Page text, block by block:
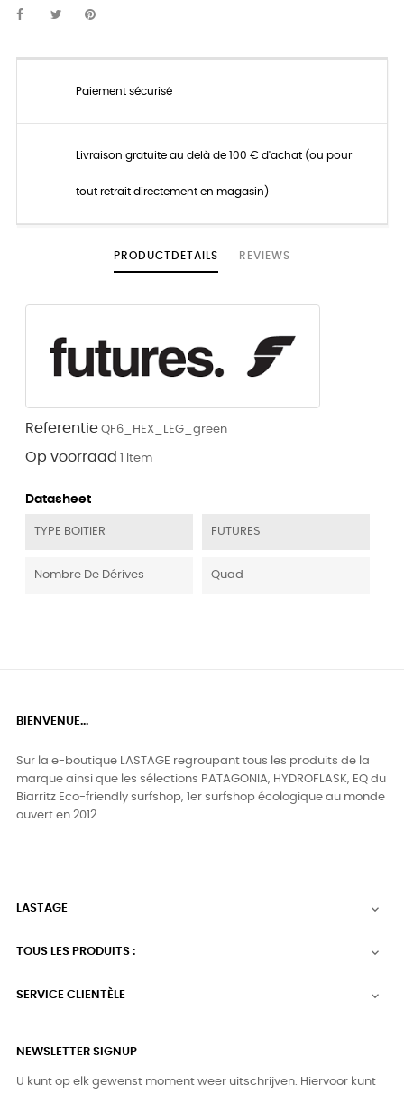
Paiement sécurisé
Livraison gratuite au delà de 100 € d'achat (ou pour
tout retrait directement en magasin)
PRODUCTDETAILS REVIEWS
Referentie QF6_HEX_LEG_green
Op voorraad 1 Item
Datasheet
TYPE BOITIER FUTURES
Nombre De Dérives Quad
BIENVENUE...
Sur la e-boutique LASTAGE regroupant tous les produits de la
marque ainsi que les sélections PATAGONIA, HYDROFLASK, EQ du
Biarritz Eco-friendly surfshop, 1er surfshop écologique au monde
ouvert en 2012.
LASTAGE 
TOUS LES PRODUITS : 
SERVICE CLIENTÈLE 
NEWSLETTER SIGNUP
U kunt op elk gewenst moment weer uitschrijven. Hiervoor kunt